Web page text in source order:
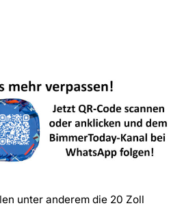
unter anderem die 20 Zoll